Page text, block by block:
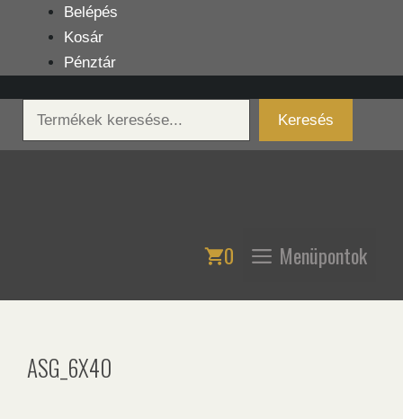
tartalomba
Belépés
Kosár
Pénztár
Keresés
Keresés
0 Menüpontok
ASG_6X40